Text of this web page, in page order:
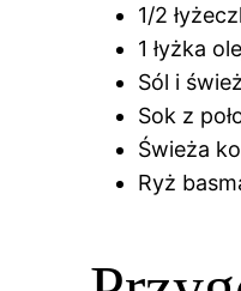
1/2
1 łyżka
Sól i
Sok z
Świeża
Ryż